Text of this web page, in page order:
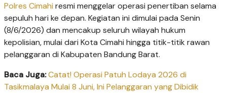
Polres Cimahi resmi menggelar operasi penertiban selama
sepuluh hari ke depan. Kegiatan ini dimulai pada Senin
(8/6/2026) dan mencakup seluruh wilayah hukum
kepolisian, mulai dari Kota Cimahi hingga titik-titik rawan
pelanggaran di Kabupaten Bandung Barat.
Baca Juga:Catat! Operasi Patuh Lodaya 2026 di
Tasikmalaya Mulai 8 Juni, Ini Pelanggaran yang Dibidik